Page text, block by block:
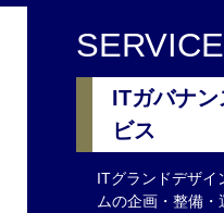
ITガバナ
ビス
ITグランドデザイ
ムの企画・整備